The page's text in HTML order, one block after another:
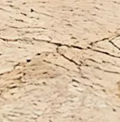
PLUG-IN